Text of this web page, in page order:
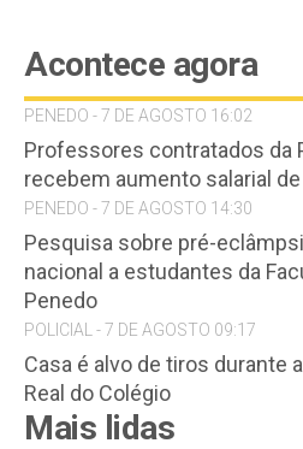
Acontece agora
PENEDO - 7 DE AGOSTO 16:02
Professores contratados da
recebem aumento salarial
PENEDO - 7 DE AGOSTO 14:30
Pesquisa sobre pré-
nacional a estudantes da
Penedo
POLICIAL - 7 DE AGOSTO 09:17
Casa é alvo de tiros durante
Real do Colégio
Mais lidas